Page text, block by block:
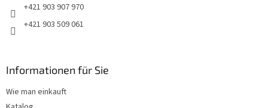
+421 903 907 970
+421 903 509 061
Informationen für Sie
Wie man einkauft